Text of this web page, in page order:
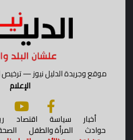
موقع وجريدة الدليل نيوز — ترخيص
الإعلام
أخبار سياسة اقتصاد
حوادث المرأة والطفل